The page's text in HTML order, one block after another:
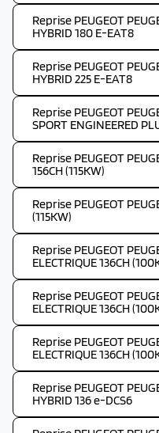
Reprise PEUGEOT
HYBRID 180 E-EAT8
Reprise PEUGEOT
HYBRID 225 E-EAT8
Reprise PEUGEOT
SPORT ENGINEERED
Reprise PEUGEOT
156CH (115KW)
Reprise PEUGEOT
(115KW)
Reprise PEUGEOT
ELECTRIQUE 136CH
Reprise PEUGEOT
ELECTRIQUE 136CH
Reprise PEUGEOT
ELECTRIQUE 136CH
Reprise PEUGEOT
HYBRID 136 e-DCS6